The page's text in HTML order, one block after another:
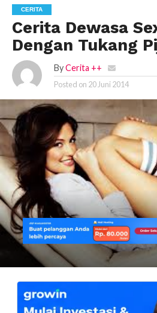
CERITA
Cerita Dewasa
Dengan Tukang
By Cerita ++
Posted on 20 Juni 2014